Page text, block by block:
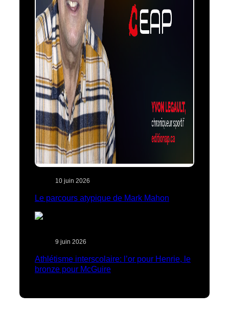
10 juin 2026
Le parcours atypique de Mark Mahon
9 juin 2026
Athlétisme interscolaire: l’or pour Henrie, le
bronze pour McGuire